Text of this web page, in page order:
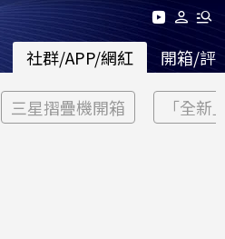
社群/APP/網紅 開箱/評
三星摺疊機開箱 「全新